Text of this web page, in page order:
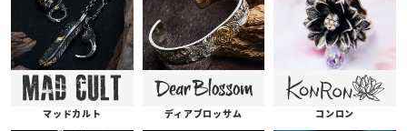
マッドカルト ディアブロッサム コンロン